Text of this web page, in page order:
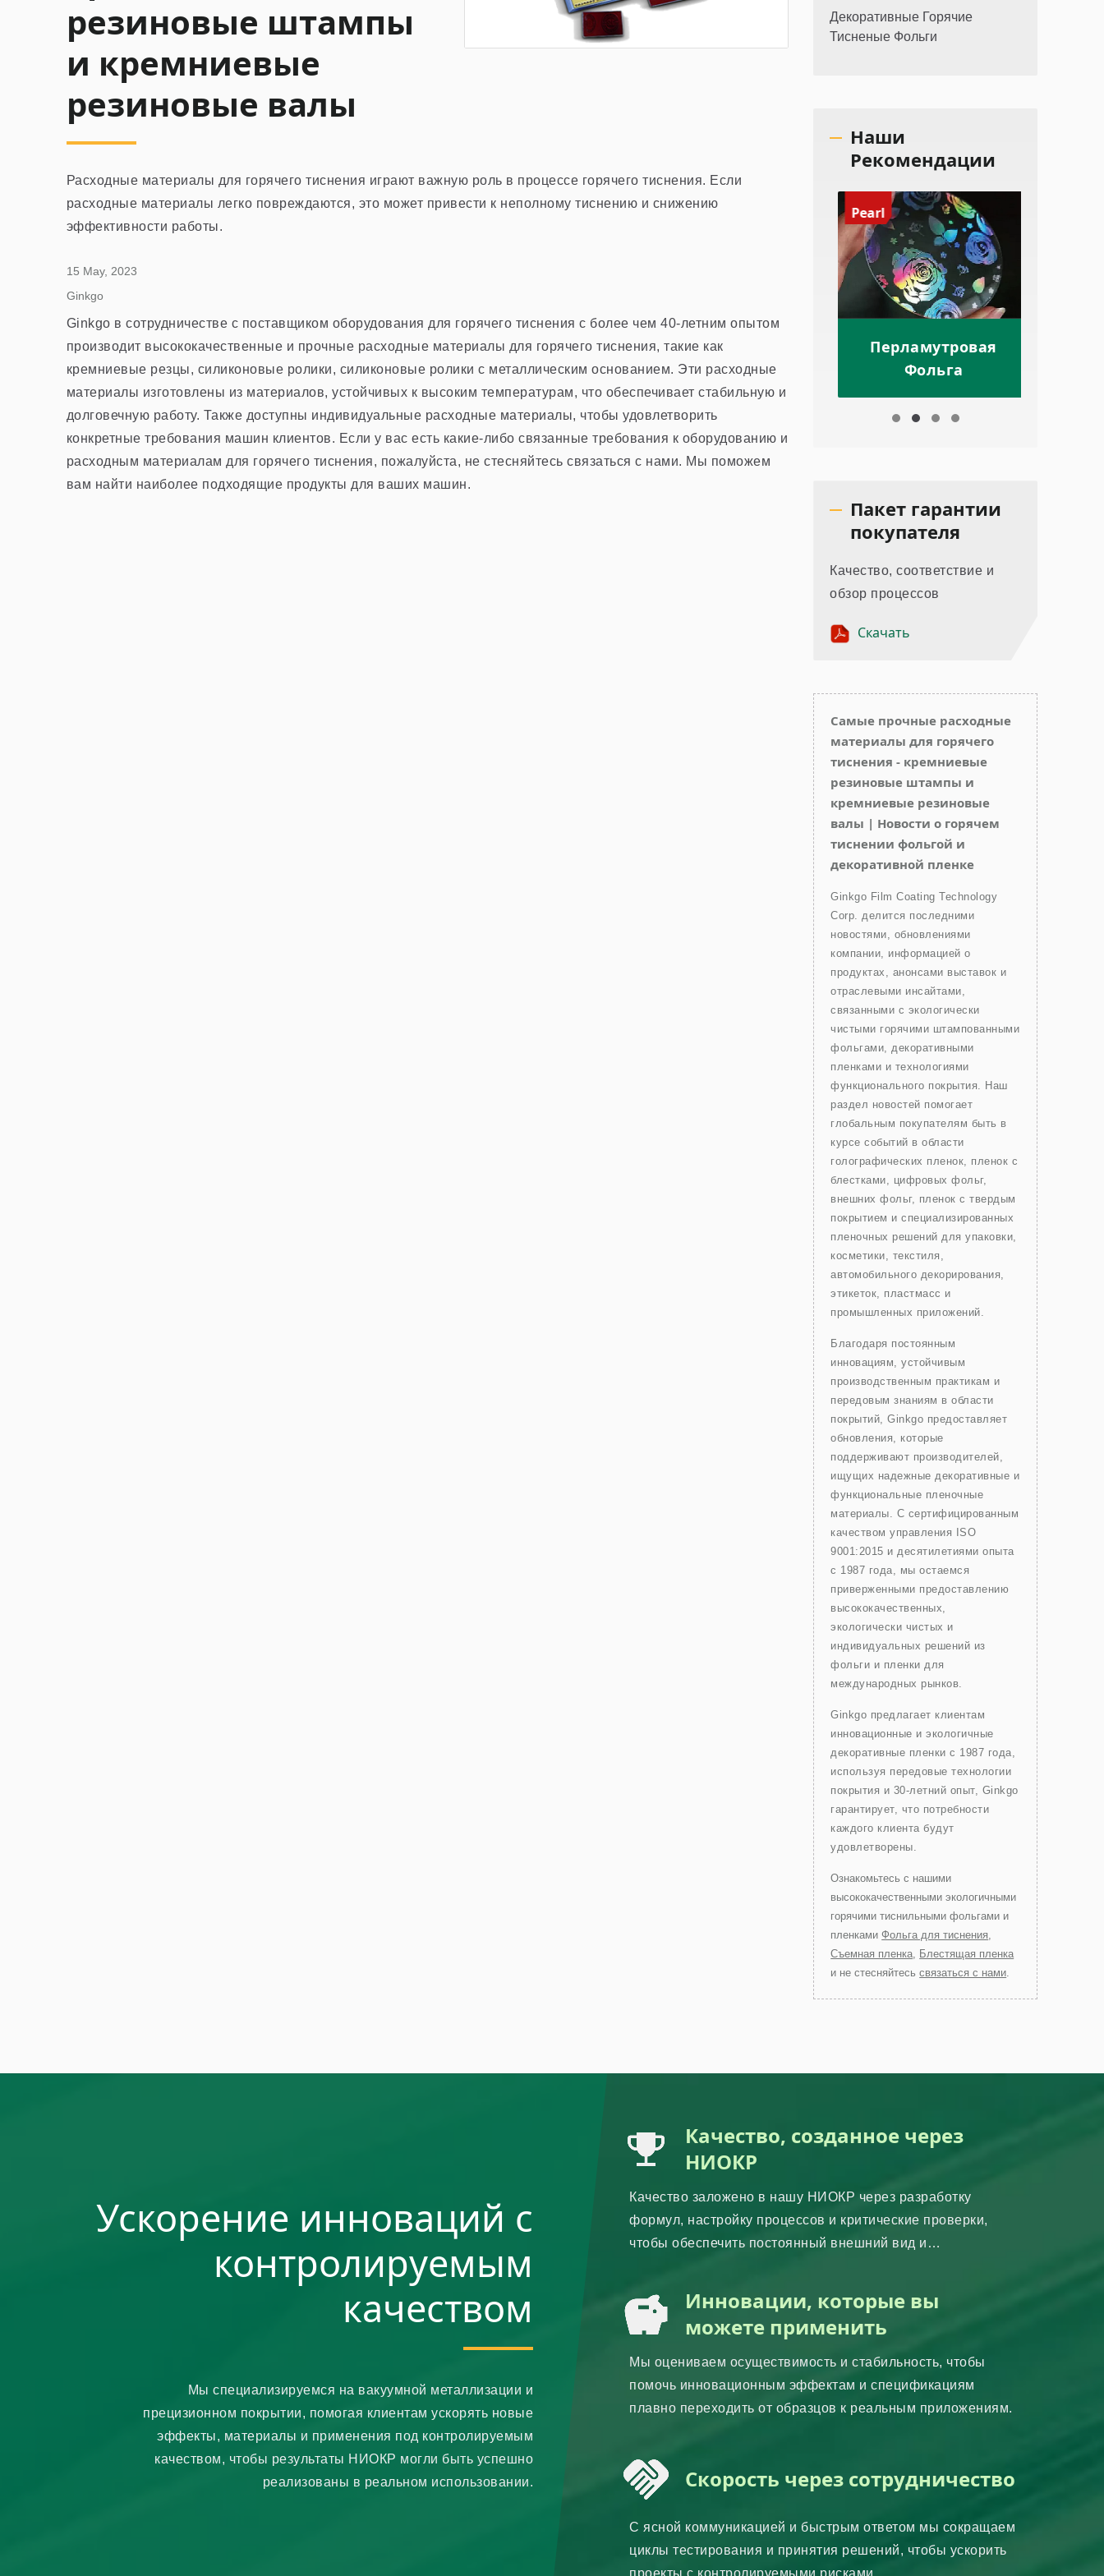
резиновые штампы
и кремниевые
резиновые валы
Расходные материалы для горячего тиснения играют важную роль в процессе горячего тиснения. Если
расходные материалы легко повреждаются, это может привести к неполному тиснению и снижению
эффективности работы.
15 May, 2023
Ginkgo
Ginkgo в сотрудничестве с поставщиком оборудования для горячего тиснения с более чем 40-летним опытом
производит высококачественные и прочные расходные материалы для горячего тиснения, такие как
кремниевые резцы, силиконовые ролики, силиконовые ролики с металлическим основанием. Эти расходные
материалы изготовлены из материалов, устойчивых к высоким температурам, что обеспечивает стабильную и
долговечную работу. Также доступны индивидуальные расходные материалы, чтобы удовлетворить
конкретные требования машин клиентов. Если у вас есть какие-либо связанные требования к оборудованию и
расходным материалам для горячего тиснения, пожалуйста, не стесняйтесь связаться с нами. Мы поможем
вам найти наиболее подходящие продукты для ваших машин.
Декоративные Горячие
Тисненые Фольги
Наши
Рекомендации
Iridescent
Иридесцентная
Фольга
Metallization
Металлизированная
Пленка
Hologram
Голографическая
Фольга
Pearl
Перламутровая
Фольга
Пакет гарантии
покупателя
Качество, соответствие и
обзор процессов
Скачать
Самые прочные расходные
материалы для горячего
тиснения - кремниевые
резиновые штампы и
кремниевые резиновые
валы | Новости о горячем
тиснении фольгой и
декоративной пленке
Ginkgo Film Coating Technology
Corp. делится последними
новостями, обновлениями
компании, информацией о
продуктах, анонсами выставок и
отраслевыми инсайтами,
связанными с экологически
чистыми горячими штампованными
фольгами, декоративными
пленками и технологиями
функционального покрытия. Наш
раздел новостей помогает
глобальным покупателям быть в
курсе событий в области
голографических пленок, пленок с
блестками, цифровых фольг,
внешних фольг, пленок с твердым
покрытием и специализированных
пленочных решений для упаковки,
косметики, текстиля,
автомобильного декорирования,
этикеток, пластмасс и
промышленных приложений.
Благодаря постоянным
инновациям, устойчивым
производственным практикам и
передовым знаниям в области
покрытий, Ginkgo предоставляет
обновления, которые
поддерживают производителей,
ищущих надежные декоративные и
функциональные пленочные
материалы. С сертифицированным
качеством управления ISO
9001:2015 и десятилетиями опыта
с 1987 года, мы остаемся
приверженными предоставлению
высококачественных,
экологически чистых и
индивидуальных решений из
фольги и пленки для
международных рынков.
Ginkgo предлагает клиентам
инновационные и экологичные
декоративные пленки с 1987 года,
используя передовые технологии
покрытия и 30-летний опыт, Ginkgo
гарантирует, что потребности
каждого клиента будут
удовлетворены.
Ознакомьтесь с нашими
высококачественными экологичными
горячими тиснильными фольгами и
пленкамиФольга для тиснения,
Съемная пленка, Блестящая пленка
и не стесняйтесьсвязаться с нами.
Ускорение инноваций с
контролируемым
качеством
Мы специализируемся на вакуумной металлизации и
прецизионном покрытии, помогая клиентам ускорять новые
эффекты, материалы и применения под контролируемым
качеством, чтобы результаты НИОКР могли быть успешно
реализованы в реальном использовании.
Качество, созданное через
НИОКР
Качество заложено в нашу НИОКР через разработку
формул, настройку процессов и критические проверки,
чтобы обеспечить постоянный внешний вид и
Инновации, которые вы
можете применить
Мы оцениваем осуществимость и стабильность, чтобы
помочь инновационным эффектам и спецификациям
плавно переходить от образцов к реальным приложениям.
Скорость через сотрудничество
С ясной коммуникацией и быстрым ответом мы сокращаем
циклы тестирования и принятия решений, чтобы ускорить